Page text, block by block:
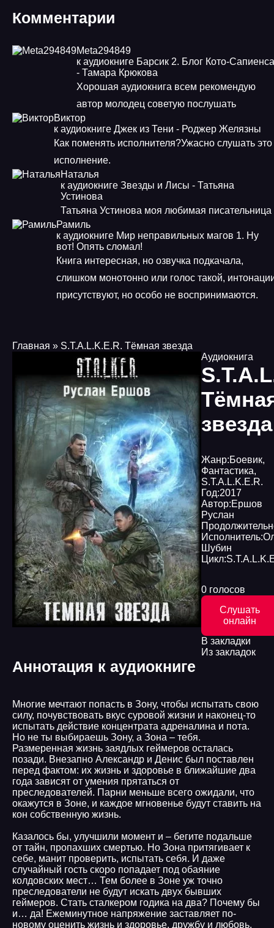
Комментарии
Meta294849
к аудиокниге Барсик 2. Блог Кото-Сапиенса
- Тамара Крюкова
Хорошая аудиокнига всем рекомендую
автор молодец советую послушать
Виктор
к аудиокниге Джек из Тени - Роджер Желязны
Как поменять исполнителя?Ужасно слушать это
исполнение.
Наталья
к аудиокниге Звезды и Лисы - Татьяна
Устинова
Татьяна Устинова моя любимая писательница
Рамиль
к аудиокниге Мир неправильных магов 1. Ну
вот! Опять сломал!
Книга интересная, но озвучка подкачала,
слишком монотонно или голос такой,
присутствуют, но особо не воспринимаются.
Главная » S.T.A.L.K.E.R. Тёмная звезда
Аудиокнига
звезда
Жанр:Боевик,
Фантастика,
S.T.A.L.K.E.R.
Год:2017
Автор:Ершов
Руслан
Исполнитель:
Шубин
Цикл:
0 голосов
Слушать
онлайн
В закладки
Из закладок
Аннотация к аудиокниге
Многие мечтают попасть в Зону, чтобы испытать свою
силу, почувствовать вкус суровой жизни и наконец-то
испытать действие концентрата адреналина и пота.
Но не ты выбираешь Зону, а Зона – тебя.
Размеренная жизнь заядлых геймеров осталась
позади. Внезапно Александр и Денис был поставлен
перед фактом: их жизнь и здоровье в ближайшие два
года зависят от умения прятаться от
преследователей. Парни меньше всего ожидали, что
окажутся в Зоне, и каждое мгновенье будут ставить на
кон собственную жизнь.
Казалось бы, улучшили момент и – бегите подальше
от тайн, пропахших смертью. Но Зона притягивает к
себе, манит проверить, испытать себя. И даже
случайный гость скоро попадает под обаяние
колдовских мест… Тем более в Зоне уж точно
преследователи не будут искать двух бывших
геймеров. Стать сталкером годика на два? Почему бы
и… да! Ежеминутное напряжение заставляет по-
новому оценить жизнь и здоровье, дружбу и любовь.